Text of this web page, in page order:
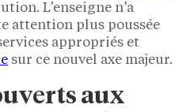
L’enseigne n’a
attention plus poussée
appropriés et
sur ce nouvel axe majeur.
aux